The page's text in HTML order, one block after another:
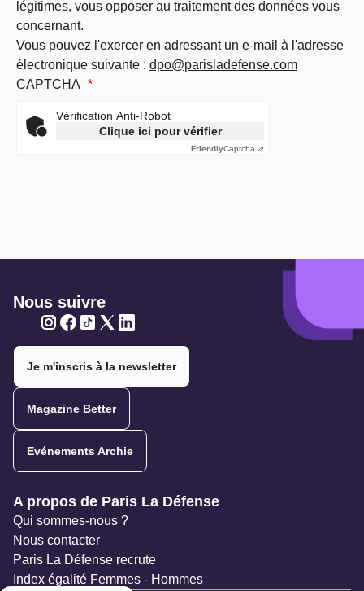
légitimes, vous opposer au traitement des données vous
concernant.
Vous pouvez l'exercer en adressant un e-mail à l'adresse
électronique suivante : dpo@parisladefense.com
CAPTCHA
Vérification Anti-Robot
Clique ici pour vérifier
FriendlyCaptcha ⇗
Nous suivre
Je m'inscris à la newsletter
Magazine Better
Evénements Archie
Navigation secondaire
A propos de Paris La Défense
Qui sommes-nous ?
Nous contacter
Paris La Défense recrute
Index égalité Femmes - Hommes